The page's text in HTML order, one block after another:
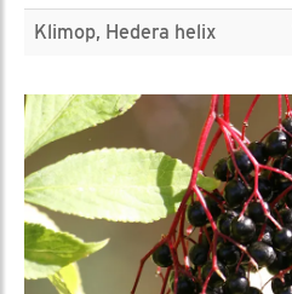
Klimop, Hedera helix